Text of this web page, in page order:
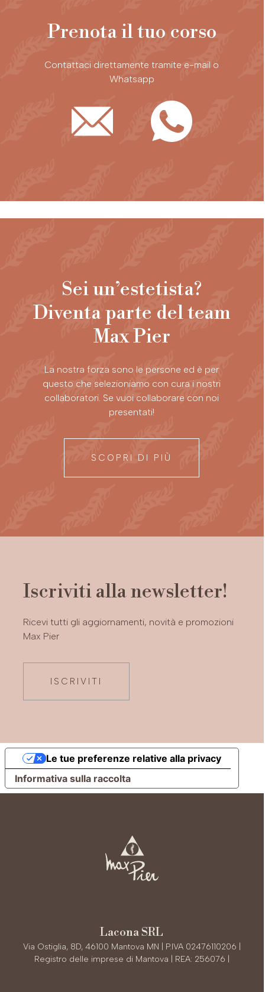
Prenota il tuo corso
Contattaci direttamente tramite e-mail o
Whatsapp
Sei un’estetista?
Diventa parte del team
Max Pier
La nostra forza sono le persone ed è per
questo che selezioniamo con cura i nostri
collaboratori. Se vuoi collaborare con noi
presentati!
SCOPRI DI PIÙ
Iscriviti alla newsletter!
Ricevi tutti gli aggiornamenti, novità e promozioni
Max Pier
ISCRIVITI
Informativa sulla raccolta
Le tue preferenze relative alla privacy
Lacona SRL
Via Ostiglia, 8D, 46100 Mantova MN | P.IVA 02476110206 |
Registro delle imprese di Mantova | REA: 256076 |